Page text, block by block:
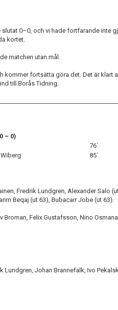
0–0, och vi hade fortfarande inte
kortet.
matchen utan mål.
kommer fortsätta göra det. Det är klart
till Borås Tidning.
– 0)
76´
85´
Fredrik Lundgren, Alexander Salo
Beqaj (ut 63), Bubacarr Jobe (ut 63).
Broman, Felix Gustafsson, Nino
Lundgren, Johan Brannefalk, Ivo